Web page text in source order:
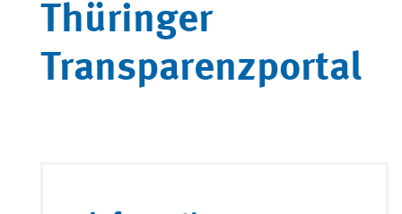
Thüringer
Transparenzportal